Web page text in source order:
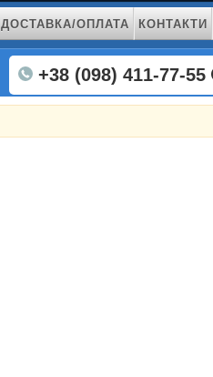
ДОСТАВКА/ОПЛАТА КОНТАКТИ
+38 (098) 411-77-55